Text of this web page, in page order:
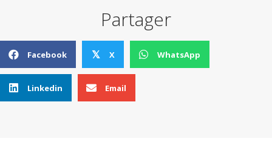
Partager
Facebook 𝕏 X WhatsApp
Linkedin Email